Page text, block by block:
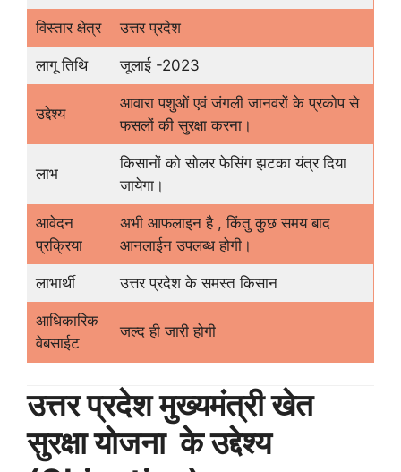
विस्तार क्षेत्र उत्तर प्रदेश
लागू तिथि जूलाई -2023
उद्देश्य
आवारा पशुओं एवं जंगली जानवरों के प्रकोप से
फसलों की सुरक्षा करना।
लाभ
किसानों को सोलर फेसिंग झटका यंत्र दिया
जायेगा।
आवेदन
प्रक्रिया
अभी आफलाइन है , किंतु कुछ समय बाद
आनलाईन उपलब्ध होगी।
लाभार्थी उत्तर प्रदेश के समस्त किसान
आधिकारिक
वेबसाईट
जल्द ही जारी होगी
उत्तर प्रदेश मुख्यमंत्री खेत
सुरक्षा योजना के उद्देश्य